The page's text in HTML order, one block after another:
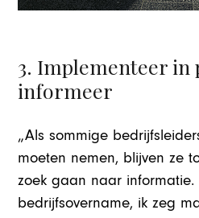
3. Implementeer in
informeer
„Als sommige
moeten nemen, blijven ze
zoek gaan naar informatie.
bedrijfsovername, ik zeg